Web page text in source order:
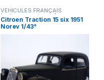
VÉHICULES FRANÇAIS
(voitures,camions...)
Citroen Traction 15 six 1951
Norev 1/43°